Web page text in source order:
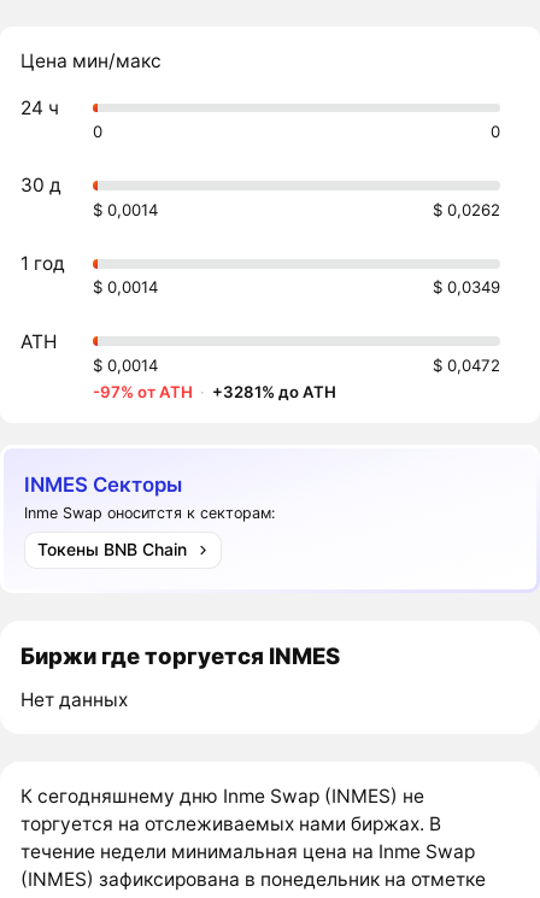
Цена мин/макс
24 ч
0 0
30 д
$ 0,0014 $ 0,0262
1 год
$ 0,0014 $ 0,0349
ATH
$ 0,0014
$ 0,0472
-97% от ATH · +3281% до ATH
INMES Секторы
Inme Swap оноситстя к секторам:
Токены BNB Chain
Биржи где торгуется INMES
Нет данных
К сегодняшнему дню Inme Swap (INMES) не
торгуется на отслеживаемых нами биржах. В
течение недели минимальная цена на Inme Swap
(INMES) зафиксирована в понедельник на отметке